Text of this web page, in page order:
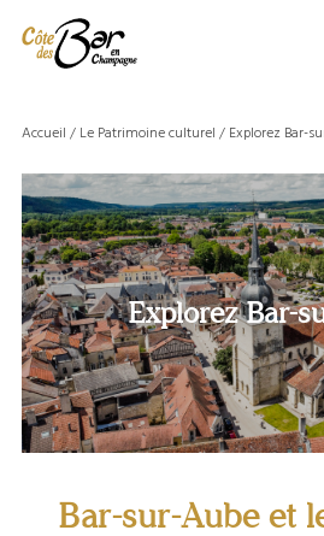
Accueil / Le Patrimoine culturel / Explorez Bar-
Explorez Bar-
Bar-sur-Aube et
Panneau de gestion des cookies